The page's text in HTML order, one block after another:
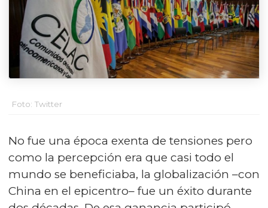
Foto: Twitter
No fue una época exenta de tensiones pero
como la percepción era que casi todo el
mundo se beneficiaba, la globalización –con
China en el epicentro– fue un éxito durante